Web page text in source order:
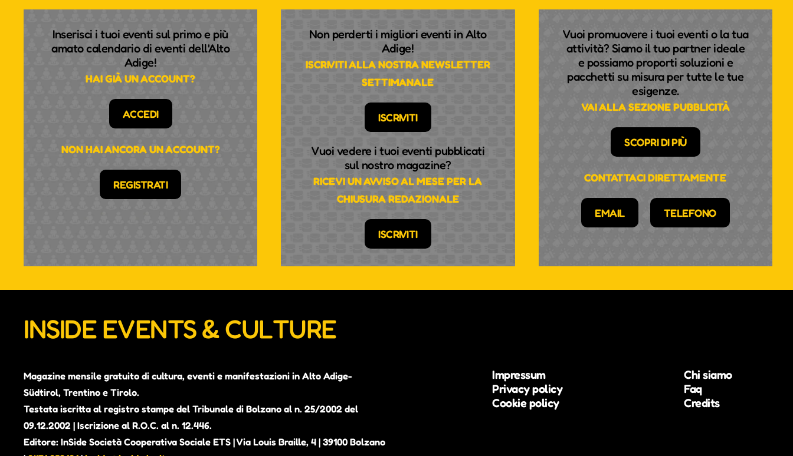
Inserisci i tuoi eventi sul primo e più
amato calendario di eventi dell'Alto
Adige!
HAI GIÀ UN ACCOUNT?
ACCEDI
NON HAI ANCORA UN ACCOUNT?
REGISTRATI
Non perderti i migliori eventi in Alto
Adige!
ISCRIVITI ALLA NOSTRA NEWSLETTER
SETTIMANALE
ISCRIVITI
Vuoi vedere i tuoi eventi pubblicati
sul nostro magazine?
RICEVI UN AVVISO AL MESE PER LA
CHIUSURA REDAZIONALE
ISCRIVITI
Vuoi promuovere i tuoi eventi o la tua
attività? Siamo il tuo partner ideale
e possiamo proporti soluzioni e
pacchetti su misura per tutte le tue
esigenze.
VAI ALLA SEZIONE PUBBLICITÀ
SCOPRI DI PIÙ
CONTATTACI DIRETTAMENTE
EMAIL TELEFONO
INSIDE EVENTS & CULTURE
Magazine mensile gratuito di cultura, eventi e manifestazioni in Alto Adige-
Südtirol, Trentino e Tirolo.
Testata iscritta al registro stampe del Tribunale di Bolzano al n. 25/2002 del
09.12.2002 | Iscrizione al R.O.C. al n. 12.446.
Editore: InSide Società Cooperativa Sociale ETS | Via Louis Braille, 4 | 39100 Bolzano
Impressum
Privacy policy
Cookie policy
Chi siamo
Faq
Credits